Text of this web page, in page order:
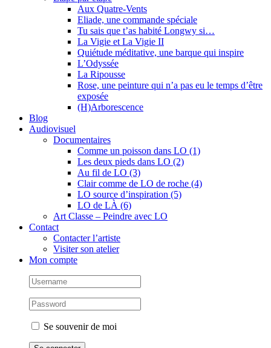
Aux Quatre-Vents
Eliade, une commande spéciale
Tu sais que t’as habité Longwy si…
La Vigie et La Vigie II
Quiétude méditative, une barque qui inspire
L’Odyssée
La Ripousse
Rose, une peinture qui n’a pas eu le temps d’être
exposée
(H)Arborescence
Blog
Audiovisuel
Documentaires
Comme un poisson dans LO (1)
Les deux pieds dans LO (2)
Au fil de LO (3)
Clair comme de LO de roche (4)
LO source d’inspiration (5)
LO de LÀ (6)
Art Classe – Peindre avec LO
Contact
Contacter l’artiste
Visiter son atelier
Mon compte
Se souvenir de moi